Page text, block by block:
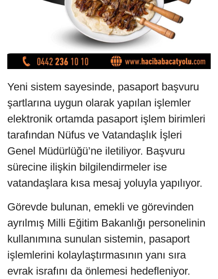
Yeni sistem sayesinde, pasaport başvuru
şartlarına uygun olarak yapılan işlemler
elektronik ortamda pasaport işlem birimleri
tarafından Nüfus ve Vatandaşlık İşleri
Genel Müdürlüğü’ne iletiliyor. Başvuru
sürecine ilişkin bilgilendirmeler ise
vatandaşlara kısa mesaj yoluyla yapılıyor.
Görevde bulunan, emekli ve görevinden
ayrılmış Milli Eğitim Bakanlığı personelinin
kullanımına sunulan sistemin, pasaport
işlemlerini kolaylaştırmasının yanı sıra
evrak israfını da önlemesi hedefleniyor.